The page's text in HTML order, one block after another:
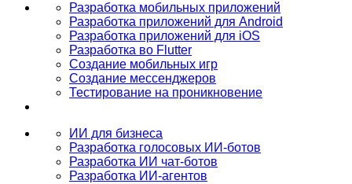
Разработка мобильных приложений
Разработка приложений для Android
Разработка приложений для iOS
Разработка во Flutter
Создание мобильных игр
Создание мессенджеров
Тестирование на проникновение
ИИ для бизнеса
Разработка голосовых ИИ-ботов
Разработка ИИ чат-ботов
Разработка ИИ-агентов